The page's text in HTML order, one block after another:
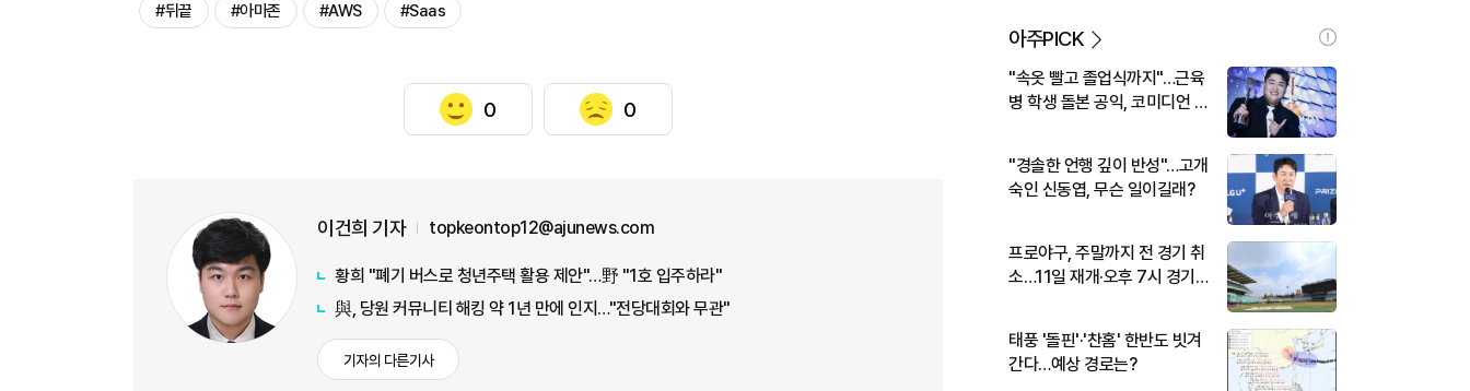
#뒤끝 #아마존 #AWS #Saas
0 0
이건희 기자 topkeontop12@ajunews.com
황희 "폐기 버스로 청년주택 활용 제안"…野 "1호 입주하라"
與, 당원 커뮤니티 해킹 약 1년 만에 인지…"전당대회와 무관"
기자의 다른기사
아주PICK
"속옷 빨고 졸업식까지"…근육
병 학생 돌본 공익, 코미디언 김
"경솔한 언행 깊이 반성"…고개
숙인 신동엽, 무슨 일이길래?
프로야구, 주말까지 전 경기 취
소…11일 재개·오후 7시 경기
태풍 '돌핀'·'찬홈' 한반도 빗겨
간다…예상 경로는?